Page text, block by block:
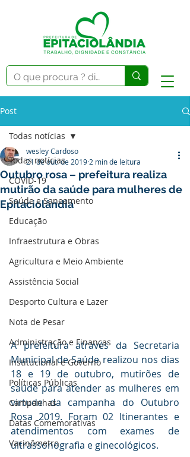
Post
Todas notícias
COVID-19
Saúde e Saneamento
Educação
Infraestrutura e Obras
Agricultura e Meio Ambiente
Assistência Social
Desporto Cultura e Lazer
Nota de Pesar
Administração e Finanças
Institucional e Governo
Políticas Públicas
Campanhas
Datas Comemorativas
Vacinômetro
Todas notícias
Outubro rosa – prefeitura realiza
mutirão da saúde para mulheres de
Epitaciolândia
wesley Cardoso
21 de out. de 2019 2 min de leitura
A prefeitura através da Secretaria
Municipal de Saúde realizou nos dias
18 e 19 de outubro, mutirões de
saúde para atender as mulheres em
virtude da campanha do Outubro
Rosa 2019. Foram 02 Itinerantes e
atendimentos com exames de
ultrassonografia e ginecológicos.